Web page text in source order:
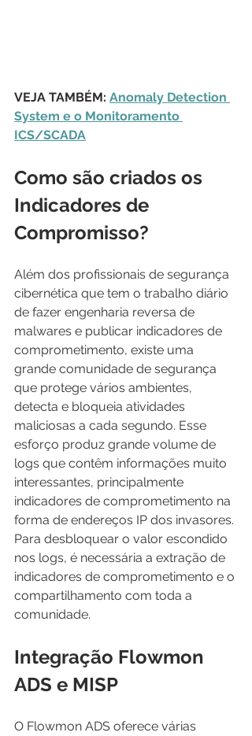
VEJA TAMBÉM: Anomaly Detection
System e o Monitoramento
ICS/SCADA
Como são criados os
Indicadores de
Compromisso?
Além dos profissionais de segurança
cibernética que tem o trabalho diário
de fazer engenharia reversa de
malwares e publicar indicadores de
comprometimento, existe uma
grande comunidade de segurança
que protege vários ambientes,
detecta e bloqueia atividades
maliciosas a cada segundo. Esse
esforço produz grande volume de
logs que contêm informações muito
interessantes, principalmente
indicadores de comprometimento na
forma de endereços IP dos invasores.
Para desbloquear o valor escondido
nos logs, é necessária a extração de
indicadores de comprometimento e o
compartilhamento com toda a
comunidade.
Integração Flowmon
ADS e MISP
O Flowmon ADS oferece várias